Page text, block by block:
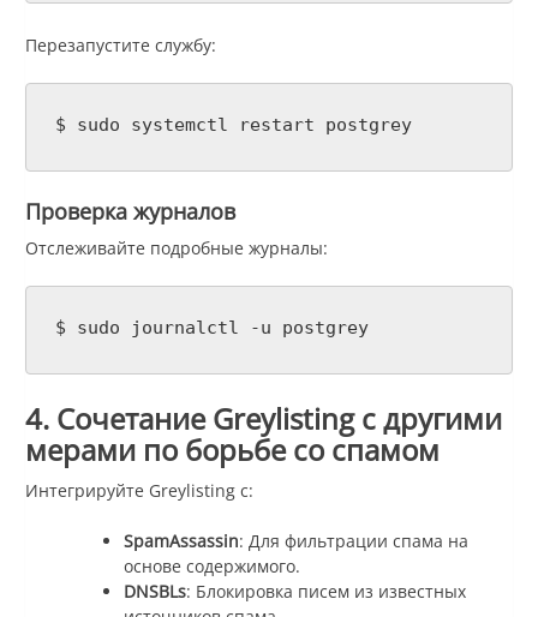
Перезапустите службу:
$ sudo systemctl restart postgrey
Проверка журналов
Отслеживайте подробные журналы:
$ sudo journalctl -u postgrey
4. Сочетание Greylisting с другими
мерами по борьбе со спамом
Интегрируйте Greylisting с:
SpamAssassin: Для фильтрации спама на
основе содержимого.
DNSBLs: Блокировка писем из известных